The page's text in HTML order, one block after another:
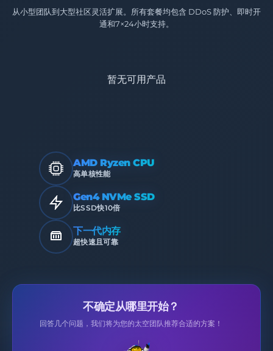
从小型团队到大型社区灵活扩展。所有套餐均包含 DDoS 防护、即时开
通和7×24小时支持。
暂无可用产品
AMD Ryzen CPU
高单核性能
Gen4 NVMe SSD
比SSD快10倍
下一代内存
超快速且可靠
不确定从哪里开始？
回答几个问题，我们将为您的太空团队推荐合适的方案！